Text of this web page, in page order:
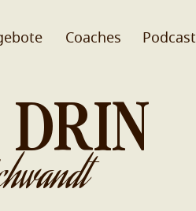
Coaches Podcast